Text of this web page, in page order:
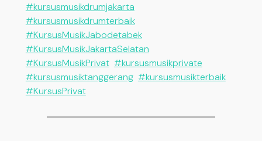
#kursusmusikdrumjakarta
#kursusmusikdrumterbaik
#KursusMusikJabodetabek
#KursusMusikJakartaSelatan
#KursusMusikPrivat #kursusmusikprivate
#kursusmusiktanggerang #kursusmusikterbaik
#KursusPrivat